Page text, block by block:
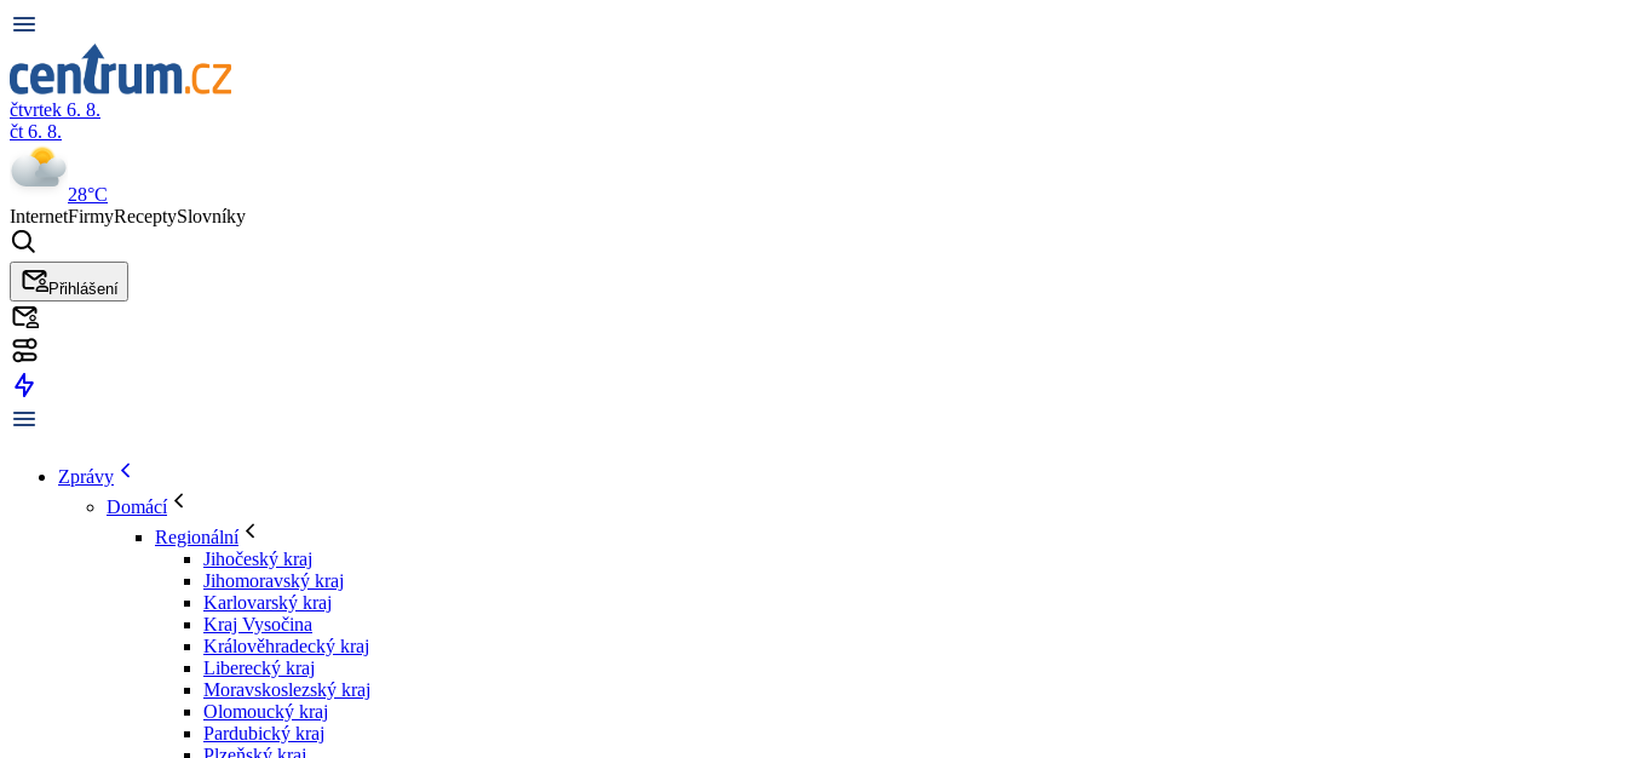
čtvrtek 6. 8.
čt 6. 8.
28°C
InternetFirmyReceptySlovníky
Přihlášení
Zprávy
Domácí
Regionální
Jihočeský kraj
Jihomoravský kraj
Karlovarský kraj
Kraj Vysočina
Králověhradecký kraj
Liberecký kraj
Moravskoslezský kraj
Olomoucký kraj
Pardubický kraj